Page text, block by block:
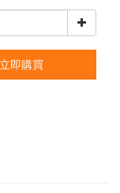
立即購買